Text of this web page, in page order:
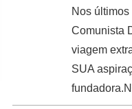
Nos
Comunista
viagem
SUA